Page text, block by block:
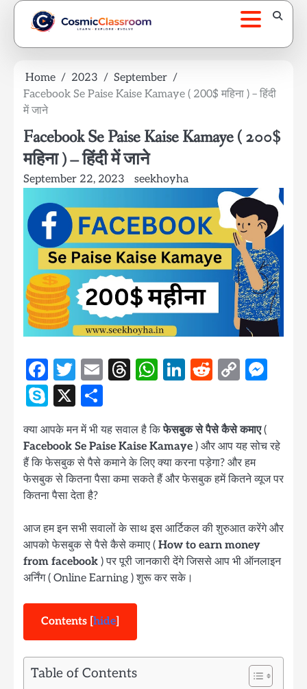
Skip
content
Home 2023
September
Facebook Se Paise Kaise Kamaye ( 200$ महिना ) – हिंदी
में जाने
Facebook Se Paise Kaise Kamaye ( 200$
महिना ) – हिंदी में जाने
September 22, 2023 seekhoyha
Facebook
Twitter
EmailThreads
WhatsApp
LinkedIn
Reddit
Copy
Skype
X
क्या आपके मन में भी यह सवाल है किफेसबुक से पैसे कैसे कमाए(
Facebook Se Paise Kaise Kamaye ) और आप यह सोच रहे
हैं कि फेसबुक से पैसे कमाने के लिए क्या करना पड़ेगा? और हम
फेसबुक से कितना पैसा कमा सकते हैं और फेसबुक हमें कितने व्यूज पर
कितना पैसा देता है?
आज हम इन सभी सवालों के साथ इस आर्टिकल की शुरुआत करेंगे और
आपको फेसबुक से पैसे कैसे कमाए ( How to earn money
from facebook ) पर पूरी जानकारी देंगे जिससे आप भी ऑनलाइन
अर्निंग ( Online Earning ) शुरू कर सके।
Contents [hide]
Table of Contents